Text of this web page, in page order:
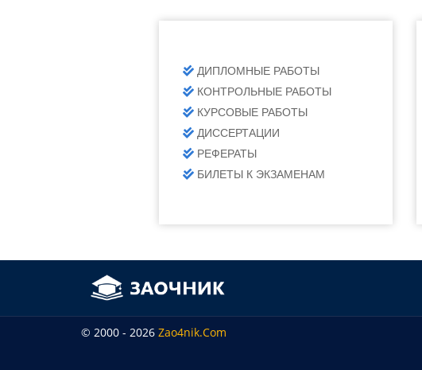
ДИПЛОМНЫЕ РАБОТЫ
КОНТРОЛЬНЫЕ РАБОТЫ
КУРСОВЫЕ РАБОТЫ
ДИССЕРТАЦИИ
РЕФЕРАТЫ
БИЛЕТЫ К ЭКЗАМЕНАМ
© 2000 - 2026 Zao4nik.com